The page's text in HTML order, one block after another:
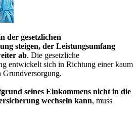
der gesetzlichen
steigen, der Leistungsumfang
ab. Die gesetzliche
entwickelt sich in Richtung einer kaum
Grundversorgung.
seines Einkommens nicht in die
wechseln kann, muss